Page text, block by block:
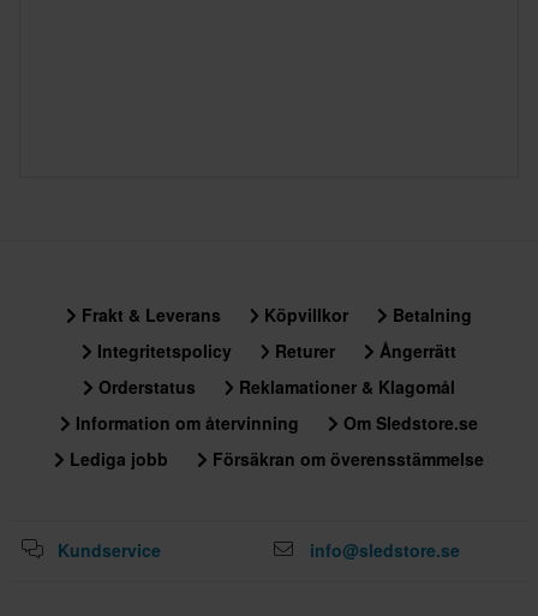
Frakt & Leverans Köpvillkor
Betalning
Integritetspolicy
Returer
Ångerrätt
Orderstatus
Reklamationer & Klagomål
Information om återvinning
Om Sledstore.se
Lediga jobb
Försäkran om överensstämmelse
Kundservice info@sledstore.se